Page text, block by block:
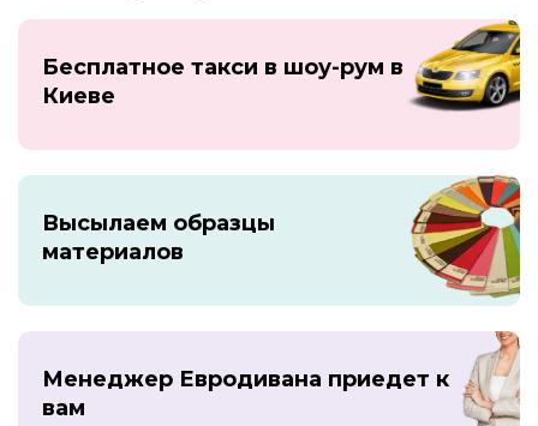
Бесплатное такси в шоу-рум в
Киеве
Высылаем образцы
материалов
Менеджер Евродивана приедет к
вам